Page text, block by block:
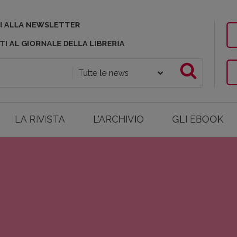
ALLA NEWSLETTER
AL GIORNALE DELLA LIBRERIA
LA RIVISTA L'ARCHIVIO GLI EBOOK